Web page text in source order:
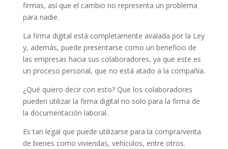
firmas, así que el cambio no representa un problema
para nadie.
La firma digital está completamente avalada por la Ley
y, además, puede presentarse como un beneficio de
las empresas hacia sus colaboradores, ya que este es
un proceso personal, que no está atado a la compañía.
¿Qué quiero decir con esto? Que los colaboradores
pueden utilizar la firma digital no solo para la firma de
la documentación laboral.
Es tan legal que puede utilizarse para la compra/venta
de bienes como viviendas, vehículos, entre otros.